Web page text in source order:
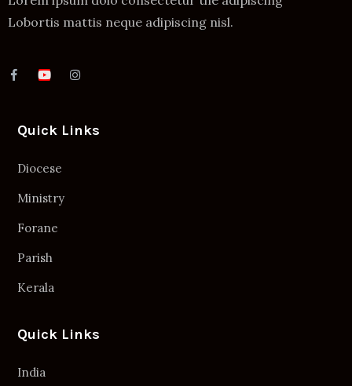
Lobortis mattis neque adipiscing nisl.
Quick Links
Diocese
Ministry
Forane
Parish
Kerala
Quick Links
India